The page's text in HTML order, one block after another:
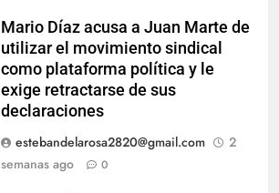
Mario Díaz acusa a Juan Marte de
utilizar el movimiento sindical
como plataforma política y le
exige retractarse de sus
declaraciones
estebandelarosa2820@gmail.com
2
semanas ago
0